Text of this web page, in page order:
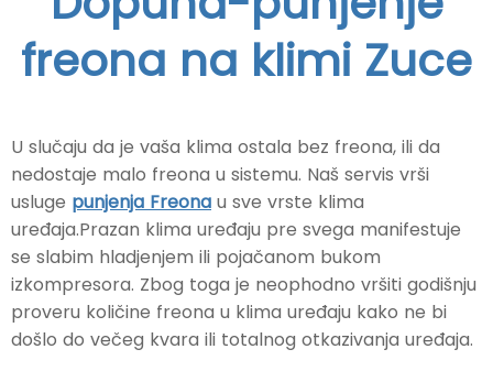
freona na klimi Zuce
U slučaju da je vaša klima ostala bez freona, ili da
nedostaje malo freona u sistemu. Naš servis vrši
usluge punjenja Freona u sve vrste klima
uređaja.Prazan klima uređaju pre svega manifestuje
se slabim hladjenjem ili pojačanom bukom
izkompresora. Zbog toga je neophodno vršiti godišnju
proveru količine freona u klima uređaju kako ne bi
došlo do večeg kvara ili totalnog otkazivanja uređaja.